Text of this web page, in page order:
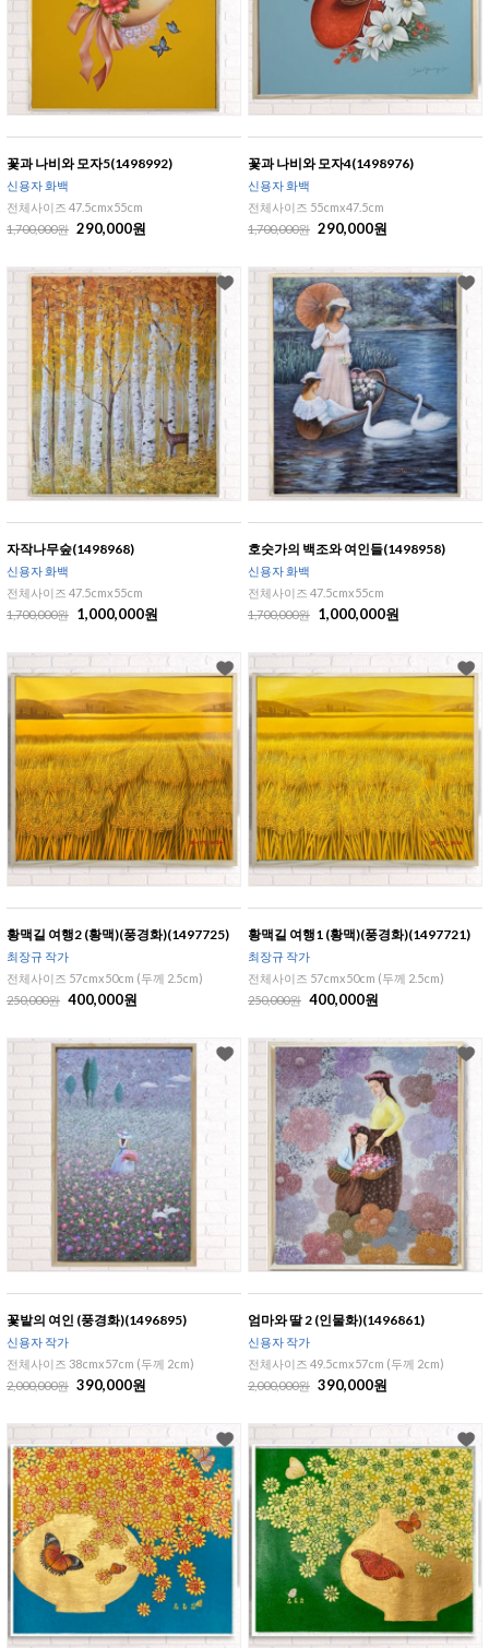
꽃과 나비와 모자5(1498992)
신용자 화백
전체사이즈 47.5cmx55cm
1,700,000원 290,000원
꽃과 나비와 모자4(1498976)
신용자 화백
전체사이즈 55cmx47.5cm
1,700,000원 290,000원
자작나무숲(1498968)
신용자 화백
전체사이즈 47.5cmx55cm
1,700,000원
1,000,000원
호숫가의 백조와 여인들(1498958)
신용자 화백
전체사이즈 47.5cmx55cm
1,700,000원
1,000,000원
황맥길 여행2 (황맥)(풍경화)(1497725)
최장규 작가
전체사이즈 57cmx50cm (두께 2.5cm)
250,000원 400,000원
황맥길 여행1 (황맥)(풍경화)(1497721)
최장규 작가
전체사이즈 57cmx50cm (두께 2.5cm)
250,000원 400,000원
꽃밭의 여인 (풍경화)(1496895)
신용자 작가
전체사이즈 38cmx57cm (두께 2cm)
2,000,000원 390,000원
엄마와 딸 2 (인물화)(1496861)
신용자 작가
전체사이즈 49.5cmx57cm (두께 2cm)
2,000,000원 390,000원